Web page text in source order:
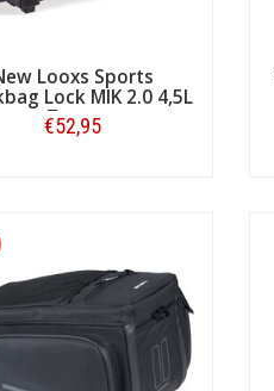
Looxs Sports
Lock MIK 2.0 4,5L
Zwart
€52,95